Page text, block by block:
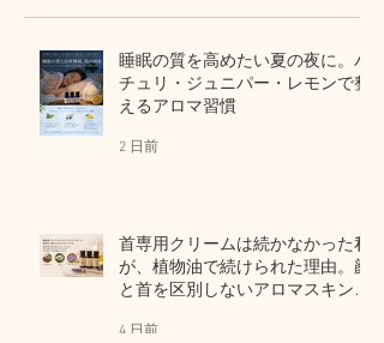
睡眠の質を高めたい夏の夜に。パ
チュリ・ジュニパー・レモンで整
えるアロマ習慣
2 日前
首専用クリームは続かなかった私
が、植物油で続けられた理由。顔
と首を区別しないアロマスキンケ
4 日前